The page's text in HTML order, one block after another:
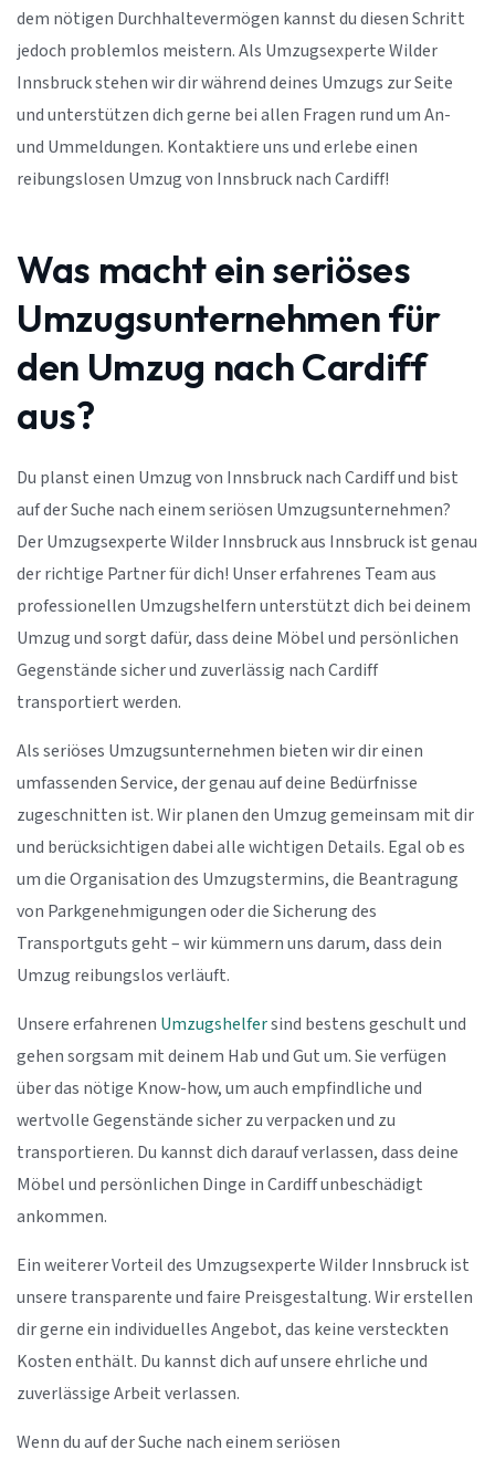
dem nötigen Durchhaltevermögen kannst du diesen Schritt
jedoch problemlos meistern. Als Umzugsexperte Wilder
Innsbruck stehen wir dir während deines Umzugs zur Seite
und unterstützen dich gerne bei allen Fragen rund um An-
und Ummeldungen. Kontaktiere uns und erlebe einen
reibungslosen Umzug von Innsbruck nach Cardiff!
Was macht ein seriöses
Umzugsunternehmen für
den Umzug nach Cardiff
aus?
Du planst einen Umzug von Innsbruck nach Cardiff und bist
auf der Suche nach einem seriösen Umzugsunternehmen?
Der Umzugsexperte Wilder Innsbruck aus Innsbruck ist genau
der richtige Partner für dich! Unser erfahrenes Team aus
professionellen Umzugshelfern unterstützt dich bei deinem
Umzug und sorgt dafür, dass deine Möbel und persönlichen
Gegenstände sicher und zuverlässig nach Cardiff
transportiert werden.
Als seriöses Umzugsunternehmen bieten wir dir einen
umfassenden Service, der genau auf deine Bedürfnisse
zugeschnitten ist. Wir planen den Umzug gemeinsam mit dir
und berücksichtigen dabei alle wichtigen Details. Egal ob es
um die Organisation des Umzugstermins, die Beantragung
von Parkgenehmigungen oder die Sicherung des
Transportguts geht – wir kümmern uns darum, dass dein
Umzug reibungslos verläuft.
Unsere erfahrenen Umzugshelfersind bestens geschult und
gehen sorgsam mit deinem Hab und Gut um. Sie verfügen
über das nötige Know-how, um auch empfindliche und
wertvolle Gegenstände sicher zu verpacken und zu
transportieren. Du kannst dich darauf verlassen, dass deine
Möbel und persönlichen Dinge in Cardiff unbeschädigt
ankommen.
Ein weiterer Vorteil des Umzugsexperte Wilder Innsbruck ist
unsere transparente und faire Preisgestaltung. Wir erstellen
dir gerne ein individuelles Angebot, das keine versteckten
Kosten enthält. Du kannst dich auf unsere ehrliche und
zuverlässige Arbeit verlassen.
Wenn du auf der Suche nach einem seriösen